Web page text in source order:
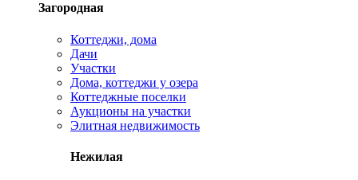
Загородная
Коттеджи, дома
Дачи
Участки
Дома, коттеджи у озера
Коттеджные поселки
Аукционы на участки
Элитная недвижимость
Нежилая